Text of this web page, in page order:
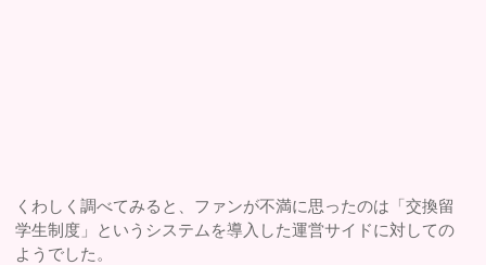
くわしく調べてみると、ファンが不満に思ったのは「交換留
学生制度」というシステムを導入した運営サイドに対しての
ようでした。